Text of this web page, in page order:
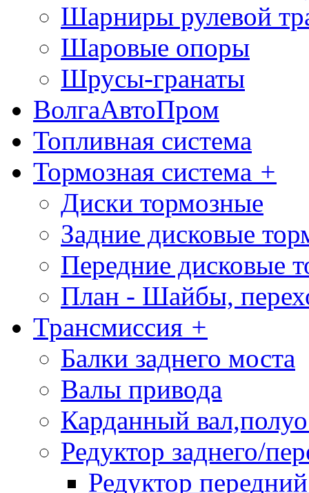
Шарниры рулевой
Шаровые опоры
Шрусы-гранаты
ВолгаАвтоПром
Топливная система
Тормозная система +
Диски тормозные
Задние дисковые
Передние дисковые
План - Шайбы,
Трансмиссия +
Балки заднего моста
Валы привода
Карданный
Редуктор заднего/
Редуктор